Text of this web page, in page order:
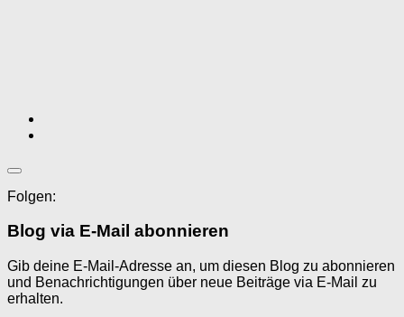
Folgen:
Blog via E-Mail abonnieren
Gib deine E-Mail-Adresse an, um diesen Blog zu abonnieren
und Benachrichtigungen über neue Beiträge via E-Mail zu
erhalten.